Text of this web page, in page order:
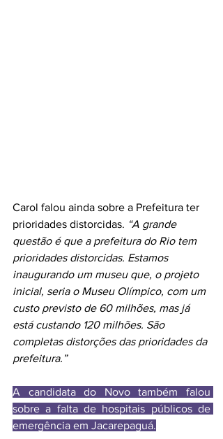
Carol falou ainda sobre a Prefeitura ter
prioridades distorcidas. “A grande
questão é que a prefeitura do Rio tem
prioridades distorcidas. Estamos
inaugurando um museu que, o projeto
inicial, seria o Museu Olímpico, com um
custo previsto de 60 milhões, mas já
está custando 120 milhões. São
completas distorções das prioridades da
prefeitura.”
A candidata do Novo também falou
sobre a falta de hospitais públicos de
emergência em Jacarepaguá.